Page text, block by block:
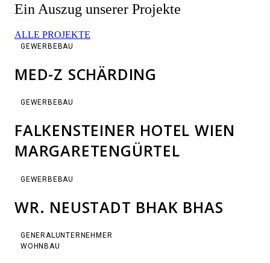
Ein Auszug unserer Projekte
ALLE PROJEKTE
GEWERBEBAU
MED-Z SCHÄRDING
GEWERBEBAU
FALKENSTEINER HOTEL WIEN
MARGARETENGÜRTEL
GEWERBEBAU
WR. NEUSTADT BHAK BHAS
GENERALUNTERNEHMER
WOHNBAU